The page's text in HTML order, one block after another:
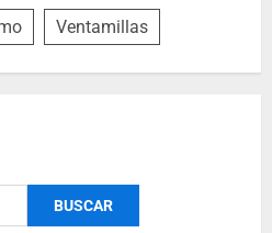
Ventamillas
BUSCAR